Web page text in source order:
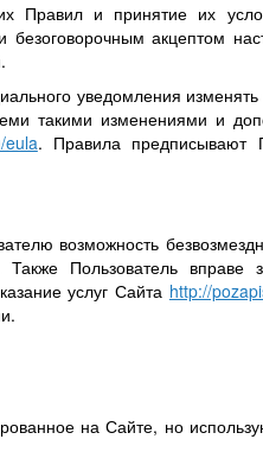
Правил и принятие их
акцептом
уведомления
такими изменениями и
eula. Правила предписывают
возможность
Пользователь вправе
услуг Сайта http://
на Сайте, но